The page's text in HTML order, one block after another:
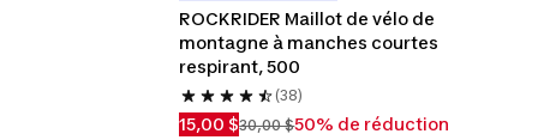
ROCKRIDER Maillot de vélo de
montagne à manches courtes
respirant, 500
(38)
15,00 $30,00 $50% de réduction